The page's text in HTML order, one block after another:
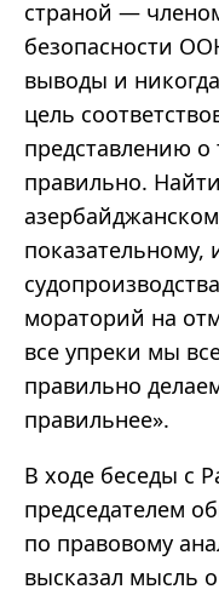
страной —
безопасности
выводы и
цель
представлению
правильно.
показательному,
мораторий на
все упреки мы
правильно
правильнее».
В ходе беседы с
председателем
по правовому
высказал мысль